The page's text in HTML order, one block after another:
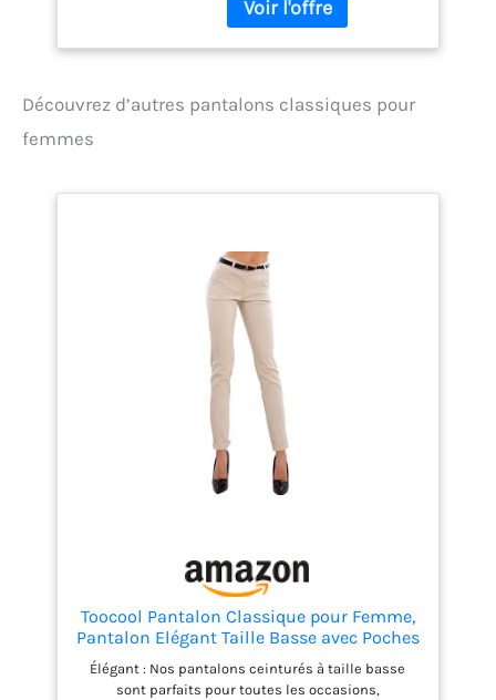
en polyamide assure une
l’humidité et un séchage
déperlant protège en cas
stretch;Passants pour
pression;Braguette
zippée;Pantalon
transformable en short
Découvrez d’autres pantalons classiques pour
femmes
Toocool Pantalon Classique pour Femme,
Pantalon Elégant Taille Basse avec Poches
et Ceinture, Pantalons d'Eté pour Femme
AS-28251 [S, Beige]
Élégant : Nos pantalons ceinturés à taille basse
sont parfaits pour toutes les occasions,